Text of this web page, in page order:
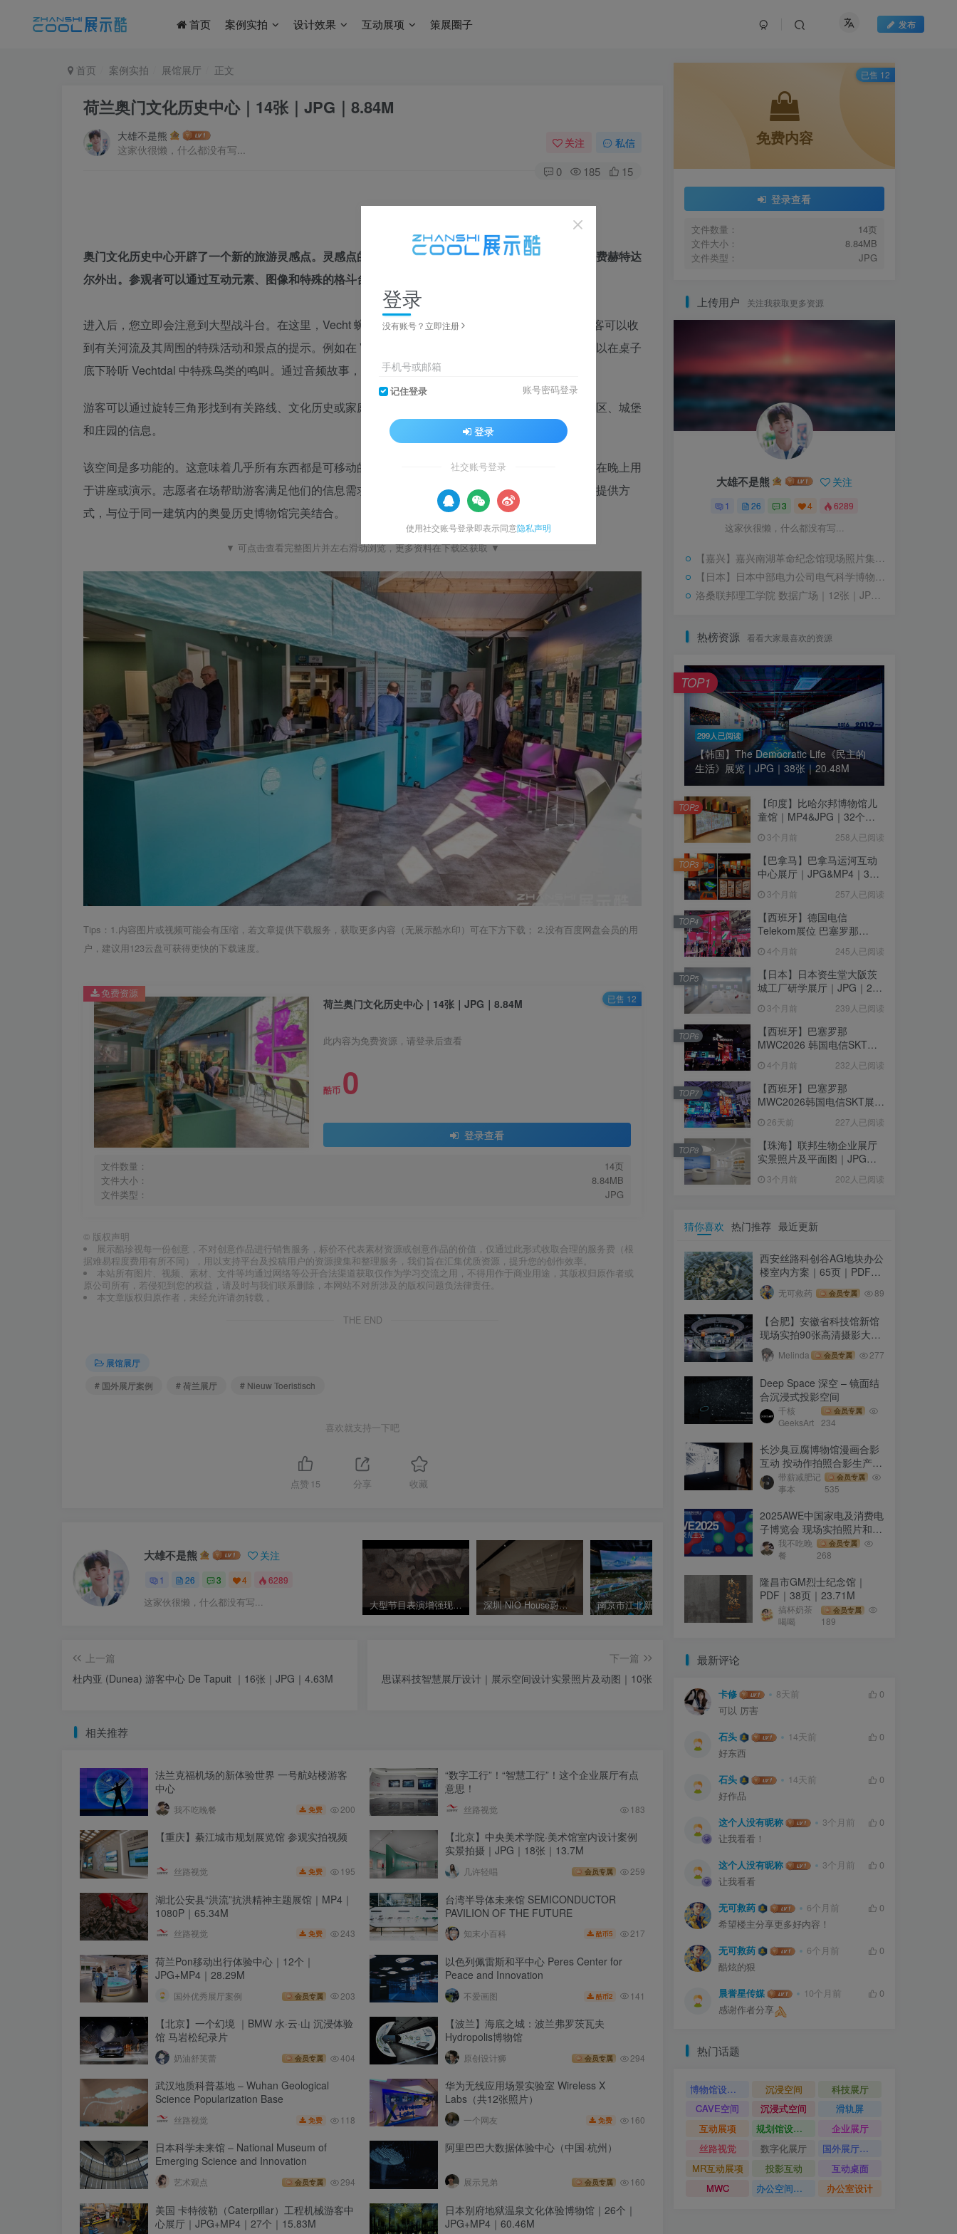
首页 案例实拍 设计效果 互动展项 策展圈子 发布
首页 案例实拍 展馆展厅 正文
荷兰奥门文化历史中心｜14张｜JPG｜8.84M
大雄不是熊
这家伙很懒，什么都没有写...
关注 私信
0 185 15
奥门文化历史中心开辟了一个新的旅游灵感点。灵感点的目的是激发居民和游客以现代的方式去奥门和费赫特达
尔外出。参观者可以通过互动元素、图像和特殊的格斗台获得想法。
进入后，您立即会注意到大型战斗台。在这里，Vecht 蜿蜒穿过各种屏幕，旁边有按钮。通过按钮，游客可以收
到有关河流及其周围的特殊活动和景点的提示。例如在 Vecht 上航行、观点、艺术作品等等。孩子们可以在桌子
底下聆听 Vechtdal 中特殊鸟类的鸣叫。通过音频故事，您将了解更多关于 Vechtzomp 的历史。
游客可以通过旋转三角形找到有关路线、文化历史或家庭活动的信息。您可以在墙上看到有关自然保护区、城堡
和庄园的信息。
该空间是多功能的。这意味着几乎所有东西都是可移动的。该空间白天可以用作旅游灵感点，但也可以在晚上用
于讲座或演示。志愿者在场帮助游客满足他们的信息需求。因此，奥曼创造了一种现代形式的旅游信息提供方
式，与位于同一建筑内的奥曼历史博物馆完美结合。
▼ 可点击查看完整图片并左右滑动浏览，更多资料在下载区获取 ▼
Tips：1.内容图片或视频可能会有压缩，若文章提供下载服务，获取更多内容（无展示酷水印）可在下方下载； 2.没有百度网盘会员的用
户，建议用123云盘可获得更快的下载速度。
荷兰奥门文化历史中心｜14张｜JPG｜8.84M
此内容为免费资源，请登录后查看
酷币 0
登录查看
文件数量：
14页
文件大小：
8.84MB
文件类型：
JPG
免费资源 已售 12
© 版权声明
展示酷珍视每一份创意，不对创意作品进行销售服务，标价不代表素材资源或创意作品的价值，仅通过此形式收取合理的服务费（根
据难易程度费用有所不同），用以支持平台及投稿用户的资源搜集和整理服务，我们旨在汇集优质资源，提升您的创作效率。
本站所有图片、视频、素材、文件等均通过网络等公开合法渠道获取仅作为学习交流之用，不得用作于商业用途，其版权归原作者或
原公司所有，若侵犯到您的权益，请及时与我们联系删除，本网站不对所涉及的版权问题负法律责任。
本文章版权归原作者，未经允许请勿转载 。
THE END
展馆展厅
# 国外展厅案例
# 荷兰展厅 # Nieuw Toeristisch
喜欢就支持一下吧
点赞 15 分享 收藏
大雄不是熊 关注
1 26 3 4 6289
这家伙很懒，什么都没有写... 大型节目表演增强现实动画观影体验 ar手势互动 深圳·NIO House蔚来汽车中心（深业上城店）新能源汽车展厅 智能产品展示桌面 汽修工业产品展示互动屏幕｜MP4｜23.11M
上一篇
杜内亚 (Dunea) 游客中心 De Tapuit ｜16张｜JPG｜4.63M
下一篇
思谋科技智慧展厅设计｜展示空间设计实景照片及动图｜10张
相关推荐
法兰克福机场的新体验世界 一号航站楼游客
中心
我不吃晚餐 免费 200
“数字工行”！“智慧工行”！这个企业展厅有点
意思！
丝路视觉 183
【重庆】綦江城市规划展览馆 参观实拍视频
丝路视觉 免费 195
【北京】中央美术学院·美术馆室内设计案例
实景拍摄｜JPG｜18张｜13.7M
几许轻唱 会员专属 259
湖北公安县“洪流”抗洪精神主题展馆｜MP4｜
1080P｜65.34M
丝路视觉 免费 243
台湾半导体未来馆 SEMICONDUCTOR
PAVILION OF THE FUTURE
知末小百科 酷币5 217
荷兰Pon移动出行体验中心｜12个｜
JPG+MP4｜28.29M
国外优秀展厅案例 会员专属 203
以色列佩雷斯和平中心 Peres Center for
Peace and Innovation
不爱画图 酷币2 141
【北京】一个幻境 ｜BMW 水·云·山 沉浸体验
馆 马岩松纪录片
奶油舒芙蕾 会员专属 404
【波兰】海底之城：波兰弗罗茨瓦夫
Hydropolis博物馆
原创设计狮 会员专属 294
武汉地质科普基地 – Wuhan Geological
Science Popularization Base
丝路视觉 免费 118
华为无线应用场景实验室 Wireless X
Labs（共12张照片）
一个网友 免费 160
日本科学未来馆 – National Museum of
Emerging Science and Innovation
艺术观点 会员专属 294
阿里巴巴大数据体验中心（中国·杭州）
展示兄弟 会员专属 160
美国 卡特彼勒（Caterpillar）工程机械游客中
心展厅｜JPG+MP4｜27个｜15.83M
日本别府地狱温泉文化体验博物馆｜26个｜
JPG+MP4｜60.46M
免费内容
登录查看
文件数量：
14页
文件大小：
8.84MB
文件类型：
JPG
已售 12
上传用户 关注我获取更多资源
大雄不是熊 关注
1 26 3 4 6289
这家伙很懒，什么都没有写...
【嘉兴】嘉兴南湖革命纪念馆现场照片集锦｜JPG｜271个｜5K｜1.24G
【日本】日本中部电力公司电气科学博物馆｜JPG+PNG｜76张｜22.68M
洛桑联邦理工学院 数据广场｜12张｜JPG｜3.93M
热榜资源 看看大家最喜欢的资源
299人已阅读
【韩国】The Democratic Life《民主的
生活》展览｜JPG｜38张｜20.48M
TOP1
【印度】比哈尔邦博物馆儿
童馆｜MP4&JPG｜32个｜
3个月前 258人已阅读
TOP2
【巴拿马】巴拿马运河互动
中心展厅｜JPG&MP4｜39
3个月前 257人已阅读
TOP3
【西班牙】德国电信
Telekom展位 巴塞罗那
｜77.42M
4个月前 245人已阅读
TOP4
【日本】日本资生堂大阪茨
城工厂研学展厅｜JPG｜26
3个月前 239人已阅读
TOP5
【西班牙】巴塞罗那
MWC2026 韩国电信SKT展
105.67M
4个月前 232人已阅读
TOP6
【西班牙】巴塞罗那
MWC2026韩国电信SKT展台
个｜16.51M
26天前 227人已阅读
TOP7
【珠海】联邦生物企业展厅
实景照片及平面图｜JPG｜
3个月前 202人已阅读
TOP8
猜你喜欢 热门推荐 最近更新
西安丝路科创谷AG地块办公
楼室内方案｜65页｜PDF｜
39.75M
无可救药 会员专属 89
【合肥】安徽省科技馆新馆
现场实拍90张高清摄影大图
打包
Melinda 会员专属 277
Deep Space 深空 – 镜面结
合沉浸式投影空间
千核
GeeksArt
会员专属
234
长沙臭豆腐博物馆漫画合影
互动 按动作拍照合影生产故
事性漫画
带薪减肥记
事本
会员专属
535
2025AWE中国家电及消费电
子博览会 现场实拍照片和视
频｜297个文件｜1.86G
我不吃晚
餐
会员专属
268
隆昌市GM烈士纪念馆｜
PDF｜38页｜23.71M
搞杯奶茶
喝喝
会员专属
189
最新评论
卡修 8天前
0
可以 厉害
石头 14天前
0
好东西
石头 14天前
0
好作品
这个人没有昵称 3个月前
0
让我看看！
这个人没有昵称 3个月前
0
让我看看
无可救药 6个月前
0
希望楼主分享更多好内容！
无可救药 6个月前
0
酷炫的狠
晨誉星传媒 10个月前
0
感谢作者分享
热门话题
博物馆设计方案 沉浸空间
科技展厅
CAVE空间
沉浸式空间
滑轨屏
互动展项
规划馆设计方案
企业展厅
丝路视觉
数字化展厅
国外展厅案例
MR互动展项
投影互动
互动桌面
MWC
办公空间设计 办公室设计
登录
没有账号？立即注册
手机号或邮箱
记住登录 账号密码登录
登录
社交账号登录
使用社交账号登录即表示同意隐私声明